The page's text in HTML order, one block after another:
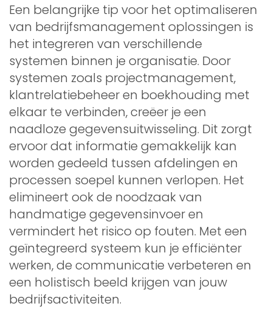
Een belangrijke tip voor het optimaliseren
van bedrijfsmanagement oplossingen is
het integreren van verschillende
systemen binnen je organisatie. Door
systemen zoals projectmanagement,
klantrelatiebeheer en boekhouding met
elkaar te verbinden, creëer je een
naadloze gegevensuitwisseling. Dit zorgt
ervoor dat informatie gemakkelijk kan
worden gedeeld tussen afdelingen en
processen soepel kunnen verlopen. Het
elimineert ook de noodzaak van
handmatige gegevensinvoer en
vermindert het risico op fouten. Met een
geïntegreerd systeem kun je efficiënter
werken, de communicatie verbeteren en
een holistisch beeld krijgen van jouw
bedrijfsactiviteiten.